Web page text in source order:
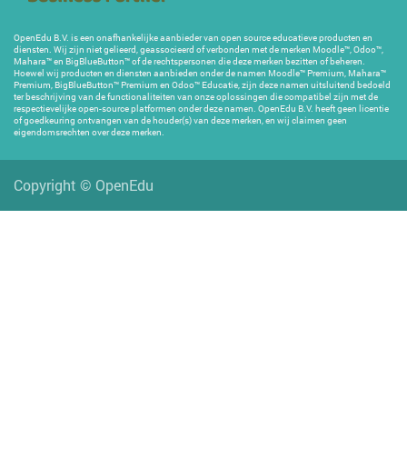
OpenEdu B.V. is een onafhankelijke aanbieder van open source educatieve producten en
diensten. Wij zijn niet gelieerd, geassocieerd of verbonden met de merken Moodle™, Odoo™,
Mahara™ en BigBlueButton™ of de rechtspersonen die deze merken bezitten of beheren.
Hoewel wij producten en diensten aanbieden onder de namen Moodle™ Premium, Mahara™
Premium, BigBlueButton™ Premium en Odoo™ Educatie, zijn deze namen uitsluitend bedoeld
ter beschrijving van de functionaliteiten van onze oplossingen die compatibel zijn met de
respectievelijke open-source platformen onder deze namen. OpenEdu B.V. heeft geen licentie
of goedkeuring ontvangen van de houder(s) van deze merken, en wij claimen geen
eigendomsrechten over deze merken.
Copyright © OpenEdu